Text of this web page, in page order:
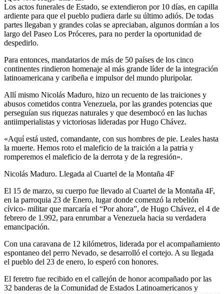
Los actos funerales de Estado, se extendieron por 10 días, en capilla
ardiente para que el pueblo pudiera darle su último adiós. De todas
partes llegaban y grandes colas se apreciaban, algunos dormían a los
largo del Paseo Los Próceres, para no perder la oportunidad de
despedirlo.
Para entonces, mandatarios de más de 50 países de los cinco
continentes rindieron homenaje al más grande líder de la integración
latinoamericana y caribeña e impulsor del mundo pluripolar.
Allí mismo Nicolás Maduro, hizo un recuento de las traiciones y
abusos cometidos contra Venezuela, por las grandes potencias que
perseguían sus riquezas naturales y que desembocó en las luchas
antiimperialistas y victoriosas lideradas por Hugo Chávez.
«Aquí está usted, comandante, con sus hombres de pie. Leales hasta
la muerte. Hemos roto el maleficio de la traición a la patria y
romperemos el maleficio de la derrota y de la regresión».
Nicolás Maduro. Llegada al Cuartel de la Montaña 4F
El 15 de marzo, su cuerpo fue llevado al Cuartel de la Montaña 4F,
en la parroquia 23 de Enero, lugar donde comenzó la rebelión
cívico- militar que marcaría el “Por ahora”, de Hugo Chávez, el 4 de
febrero de 1.992, para enrumbar a Venezuela hacia su verdadera
emancipación.
Con una caravana de 12 kilómetros, liderada por el acompañamiento
espontaneo del perro Nevado, se desarrolló el cortejo. A su llegada
el pueblo del 23 de enero, lo esperó con honores.
El feretro fue recibido en el callejón de honor acompañado por las
32 banderas de la Comunidad de Estados Latinoamericanos y